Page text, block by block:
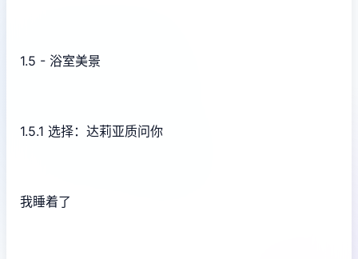
1.5 - 浴室美景
1.5.1 选择：达莉亚质问你
我睡着了